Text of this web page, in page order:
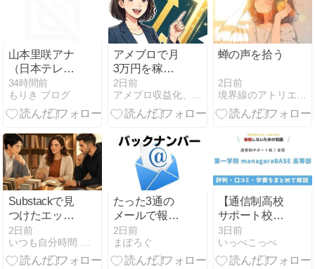
山本里咲アナ
（日本テレ
ビ）｜プロフ
ィールや学
歴！ミス國學
演番組まとめ
34時間前
もりき ブログ
アメブロで月
3万円を稼ぐ
ための失敗回
避と収益化ス
テップ完全ガ
2日前
アメブロ収益化、最短で成果を出す裏技
蝉の声を拾う
2日前
Substackで見
つけたエッセ
イ｜今日のエ
ッセイ・ラッ
ク Vol.27
2日前
たった3通の
メールで報酬
5万円 ！ ｜
2026-06-08
17:45
2日前
まぽろぐ
【通信制高校
サポート校】
第一学院
managaraBASE
高等部の評判
3日前
いっぺこっぺ